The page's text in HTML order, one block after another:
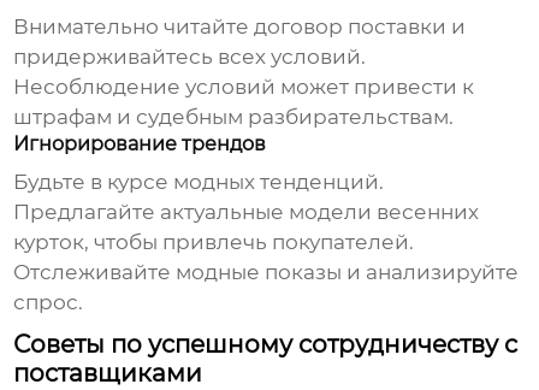
Внимательно читайте договор поставки и
придерживайтесь всех условий.
Несоблюдение условий может привести к
штрафам и судебным разбирательствам.
Игнорирование трендов
Будьте в курсе модных тенденций.
Предлагайте актуальные модели весенних
курток, чтобы привлечь покупателей.
Отслеживайте модные показы и анализируйте
спрос.
Советы по успешному сотрудничеству с
поставщиками